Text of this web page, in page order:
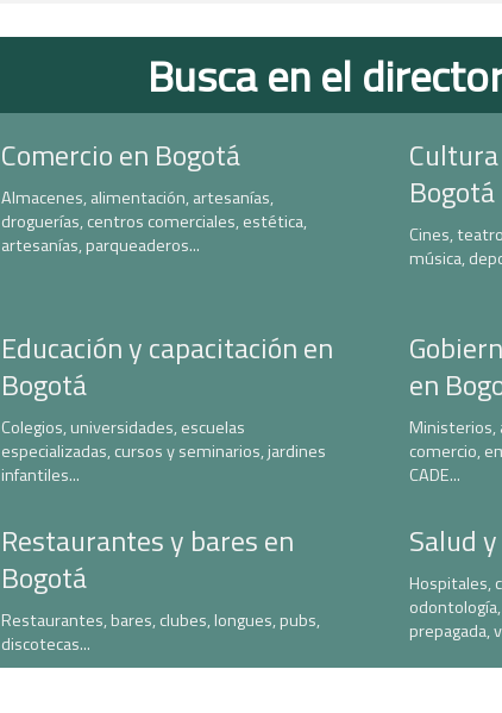
Busca en el
Comercio en Bogotá
Almacenes, alimentación, artesanías,
droguerías, centros comerciales, estética,
artesanías, parqueaderos...
Bogotá
Cines,
música,
Educación y capacitación en
Bogotá
Colegios, universidades, escuelas
especializadas, cursos y seminarios, jardines
infantiles...
en
Ministerios,
comercio,
CADE...
Restaurantes y bares en
Bogotá
Restaurantes, bares, clubes, longues, pubs,
discotecas...
Salud
Hospitales,
prepagada,